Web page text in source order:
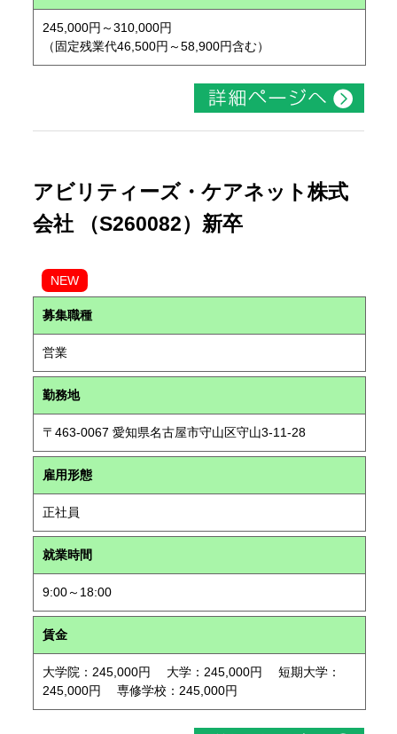
245,000円～310,000円
（固定残業代46,500円～58,900円含む）
アビリティーズ・ケアネット株式
会社 （S260082）新卒
NEW
募集職種
営業
勤務地
〒463-0067 愛知県名古屋市守山区守山3-11-28
雇用形態
正社員
就業時間
9:00～18:00
賃金
大学院：245,000円 大学：245,000円 短期大学：
245,000円 専修学校：245,000円